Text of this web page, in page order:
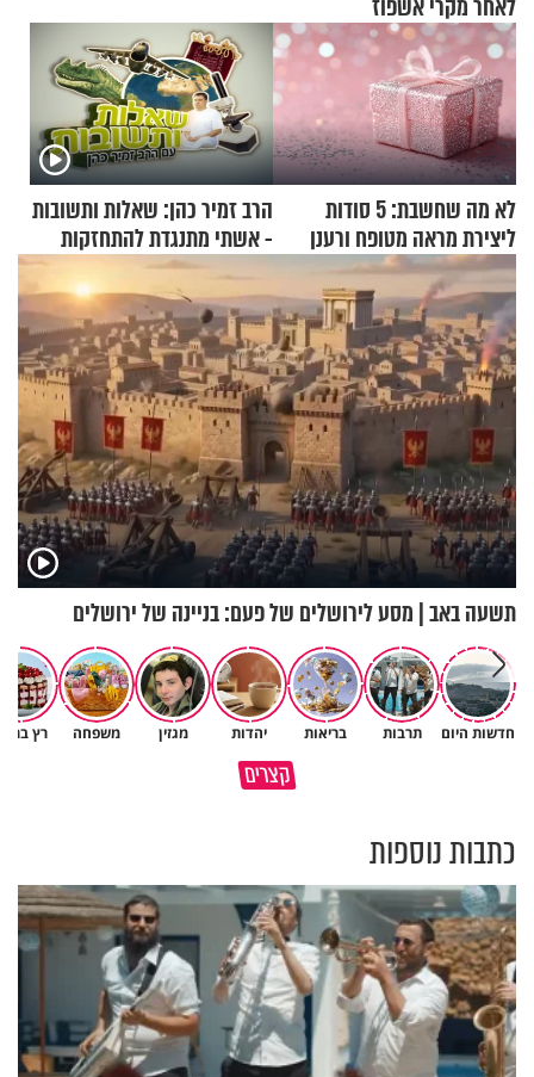
לאחר מקרי אשפוז
לא מה שחשבת: 5 סודות
ליצירת מראה מטופח ורענן
הרב זמיר כהן: שאלות ותשובות
- אשתי מתנגדת להתחזקות
שלי
תשעה באב | מסע לירושלים של פעם: בניינה של ירושלים
חדשות היום תרבות בריאות יהדות מגזין משפחה רץ
קצרים
הגעתי לגיל 108 בזכות הכיבוד
כתבות נוספות